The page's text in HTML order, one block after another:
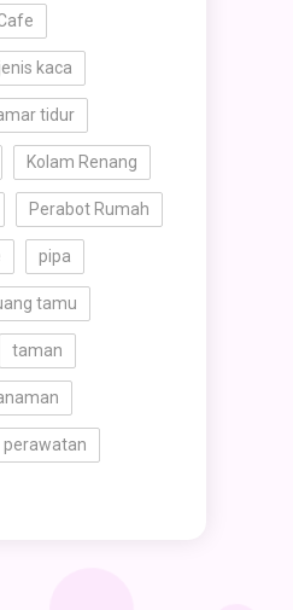
kaca
tidur
Kolam Renang
Perabot Rumah
pipa
tamu
taman
perawatan